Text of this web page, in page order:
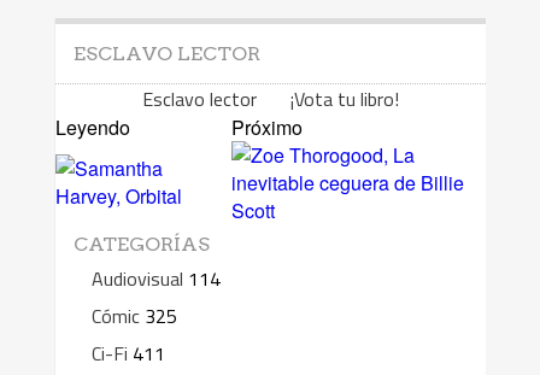
ESCLAVO LECTOR
Esclavo lector ¡Vota tu libro!
Leyendo Próximo
CATEGORÍAS
Audiovisual 114
Cómic 325
Ci-Fi 411